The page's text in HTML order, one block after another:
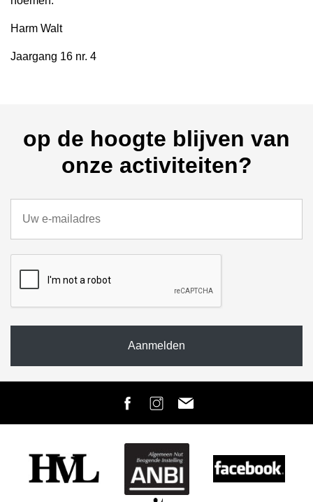
Harm Walt
Jaargang 16 nr. 4
op de hoogte blijven van
onze activiteiten?